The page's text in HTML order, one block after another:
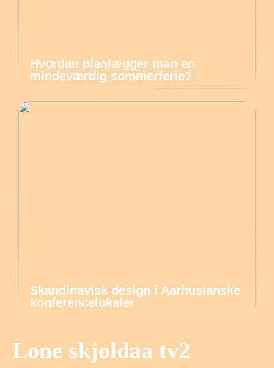
Hvordan planlægger man en
mindeværdig sommerferie?
Skandinavisk design i Aarhusianske
konferencelokaler
Lone skjoldaa tv2